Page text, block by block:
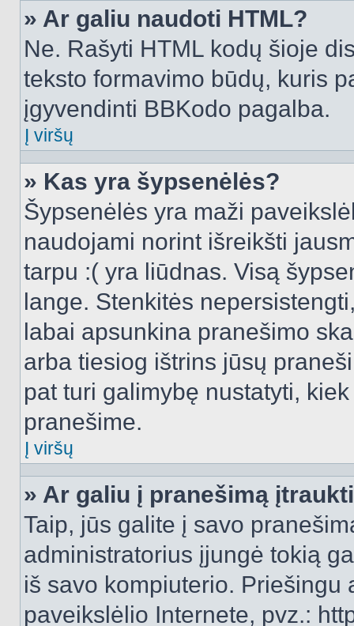
» Ar galiu naudoti HTML?
Ne. Rašyti HTML kodų šioje
teksto formavimo būdų, kuris
įgyvendinti BBKodo pagalba.
Į viršų
» Kas yra šypsenėlės?
Šypsenėlės yra maži
naudojami norint išreikšti
tarpu :( yra liūdnas. Visą
lange. Stenkitės
labai apsunkina pranešimo
arba tiesiog ištrins jūsų
pat turi galimybę nustatyti,
pranešime.
Į viršų
» Ar galiu į pranešimą
Taip, jūs galite į savo
administratorius įjungė tokią
iš savo kompiuterio.
paveikslėlio Internete, pvz.: